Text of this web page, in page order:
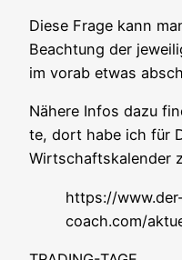
Die­se Fra­ge kann
Beach­tung der
im vor­ab etwas
Nähe­re Infos dazu
te, dort habe ich für
Wirt­schafts­ka­len­der
https://
coach.com/